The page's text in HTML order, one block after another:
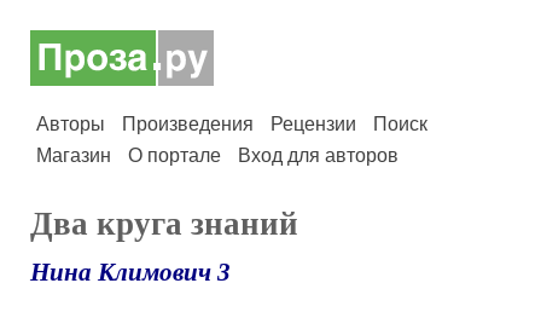
Авторы Произведения Рецензии
Поиск
Магазин
О портале Вход для авторов
Два круга знаний
Нина Климович 3